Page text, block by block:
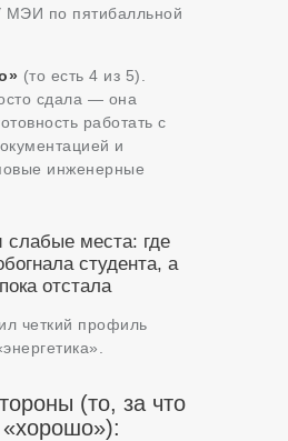
МЭИ по пятибалльной
(то есть 4 из 5).
сдала — она
работать с
и
инженерные
места: где
студента, а
отстала
четкий профиль
(то, за что